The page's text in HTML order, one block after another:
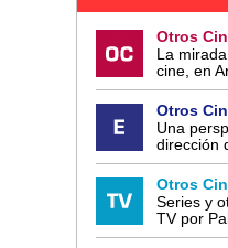
Otros
La
cine, en
Otros
Una
dirección
Otros
Series y
TV por